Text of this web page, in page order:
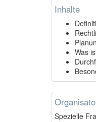
Inhalte
Was
Spezielle